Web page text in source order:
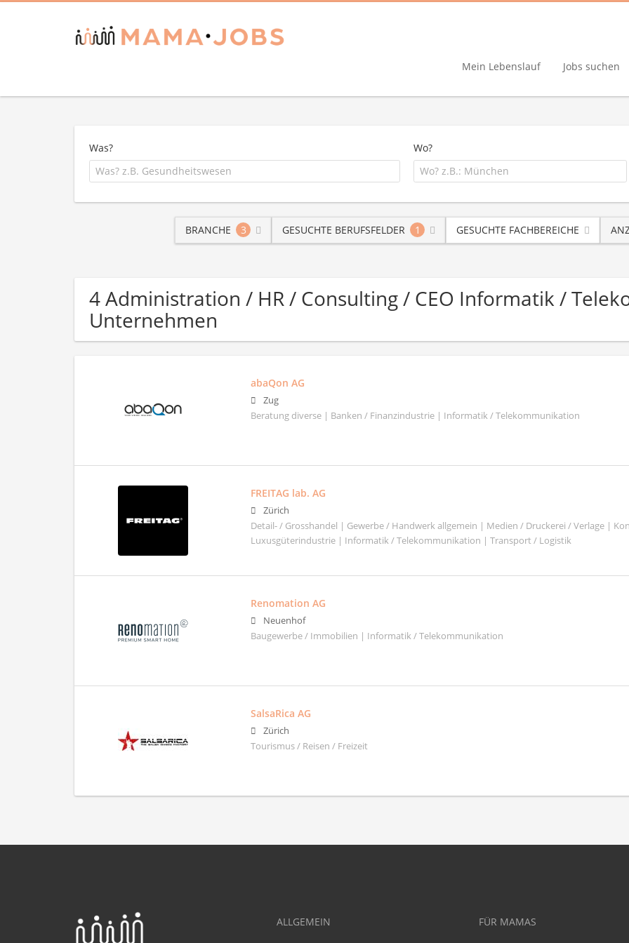
Mein Lebenslauf Jobs suchen
Was? Wo?
BRANCHE 3 GESUCHTE BERUFSFELDER 1 GESUCHTE FACHBEREICHE
4 Administration / HR / Consulting / CEO Informatik /
Unternehmen
abaQon AG
Zug
Beratung diverse | Banken / Finanzindustrie | Informatik / Telekommunikation
FREITAG lab. AG
Zürich
Detail- / Grosshandel | Gewerbe / Handwerk allgemein | Medien / Druckerei / Verlage |
Luxusgüterindustrie | Informatik / Telekommunikation | Transport / Logistik
Renomation AG
Neuenhof
Baugewerbe / Immobilien | Informatik / Telekommunikation
SalsaRica AG
Zürich
Tourismus / Reisen / Freizeit
ALLGEMEIN FÜR MAMAS